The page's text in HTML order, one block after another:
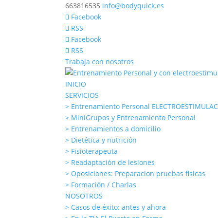
663816535 info@bodyquick.es
Facebook
RSS
Facebook
RSS
Trabaja con nosotros
INICIO
SERVICIOS
> Entrenamiento Personal
> MiniGrupos y Entrenamiento Personal
> Entrenamientos a domicilio
> Dietética y nutrición
> Fisioterapeuta
> Readaptación de lesiones
> Oposiciones: Preparacion pruebas fisicas
> Formación / Charlas
NOSOTROS
> Casos de éxito: antes y ahora